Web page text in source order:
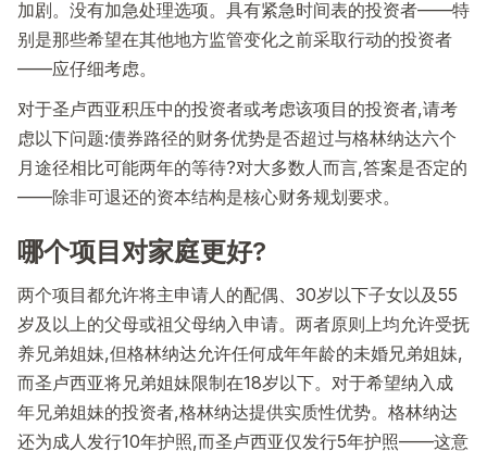
加剧。没有加急处理选项。具有紧急时间表的投资者——特
别是那些希望在其他地方监管变化之前采取行动的投资者
——应仔细考虑。
对于圣卢西亚积压中的投资者或考虑该项目的投资者,请考
虑以下问题:债券路径的财务优势是否超过与格林纳达六个
月途径相比可能两年的等待?对大多数人而言,答案是否定的
——除非可退还的资本结构是核心财务规划要求。
哪个项目对家庭更好?
两个项目都允许将主申请人的配偶、30岁以下子女以及55
岁及以上的父母或祖父母纳入申请。两者原则上均允许受抚
养兄弟姐妹,但格林纳达允许任何成年年龄的未婚兄弟姐妹,
而圣卢西亚将兄弟姐妹限制在18岁以下。对于希望纳入成
年兄弟姐妹的投资者,格林纳达提供实质性优势。格林纳达
还为成人发行10年护照,而圣卢西亚仅发行5年护照——这意